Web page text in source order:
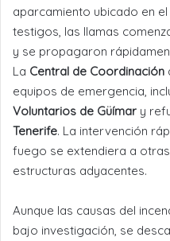
aparcamiento ubicado en el
testigos, las llamas
y se propagaron
La Central de Coordinación
equipos de emergencia,
Voluntarios de Güímar y
Tenerife. La intervención
fuego se extendiera a
estructuras adyacentes.
Aunque las causas del
bajo investigación, se